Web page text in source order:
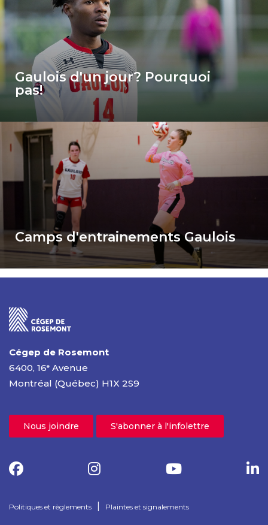
Gaulois d'un jour? Pourquoi
pas!
Camps d'entrainements Gaulois
for Camps d'entrainements Gaulois
Cégep de Rosemont
6400, 16e Avenue
Montréal (Québec) H1X 2S9
Nous joindre S'abonner à l'infolettre
Politiques et règlements Plaintes et signalements